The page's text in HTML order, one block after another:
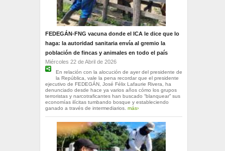
FEDEGÁN-FNG vacuna donde el ICA le dice que lo
haga: la autoridad sanitaria envía al gremio la
población de fincas y animales en todo el país
Miércoles 22 de Abril de 2026
En relación con la alocución de ayer del presidente de
la República, vale la pena recordar que el presidente
ejecutivo de FEDEGÁN, José Félix Lafaurie Rivera, ha
denunciado desde hace ya varios años cómo los grupos
terroristas y narcotraficantes han buscado “blanquear” sus
economías ilícitas tumbando bosque y estableciendo
ganado a través de intermediarios. más›